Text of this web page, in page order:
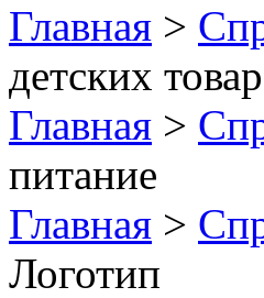
Главная >
детских
Главная >
питание
Главная >
Логотип